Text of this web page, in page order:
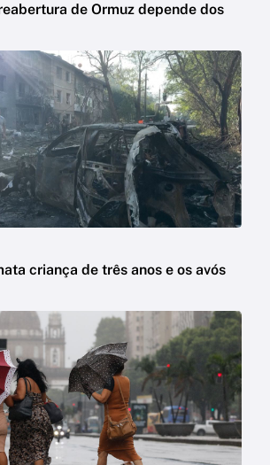
de Ormuz depende dos
criança de três anos e os avós